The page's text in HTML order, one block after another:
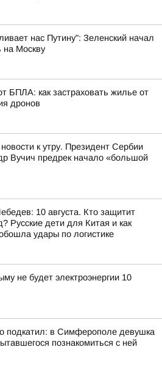
нас Путину": Зеленский начал
на Москву
БПЛА: как застраховать жилье от
дронов
к утру. Президент Сербии
Вучич предрек начало «большой
10 августа. Кто защитит
Русские дети для Китая и как
удары по логистике
не будет электроэнергии 10
подкатил: в Симферополе девушка
познакомиться с ней